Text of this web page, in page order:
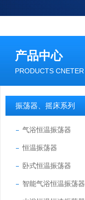
产品中心
PRODUCTS CNETER
振荡器、摇床系列
气浴恒温振荡器
恒温振荡器
卧式恒温振荡器
智能气浴恒温振荡器